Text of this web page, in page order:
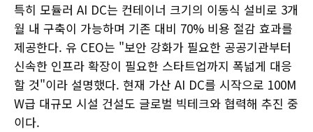
특히 모듈러 AI DC는 컨테이너 크기의 이동식 설비로 3개
월 내 구축이 가능하며 기존 대비 70% 비용 절감 효과를
제공한다. 유 CEO는 "보안 강화가 필요한 공공기관부터
신속한 인프라 확장이 필요한 스타트업까지 폭넓게 대응
할 것"이라 설명했다. 현재 가산 AI DC를 시작으로 100M
W급 대규모 시설 건설도 글로벌 빅테크와 협력해 추진 중
이다.